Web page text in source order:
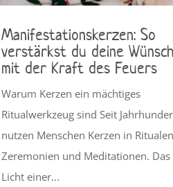
Manifestationskerzen: So
verstärkst du deine
mit der Kraft des Feuers
Warum Kerzen ein mächtiges
Ritualwerkzeug sind Seit
nutzen Menschen Kerzen in
Zeremonien und Meditationen. Das
Licht einer...